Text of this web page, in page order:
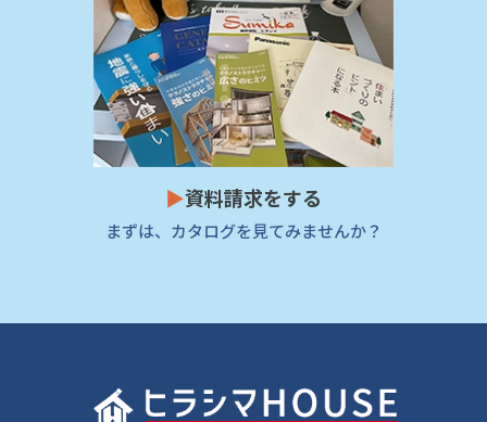
▶資料請求をする
まずは、カタログを見てみませんか？